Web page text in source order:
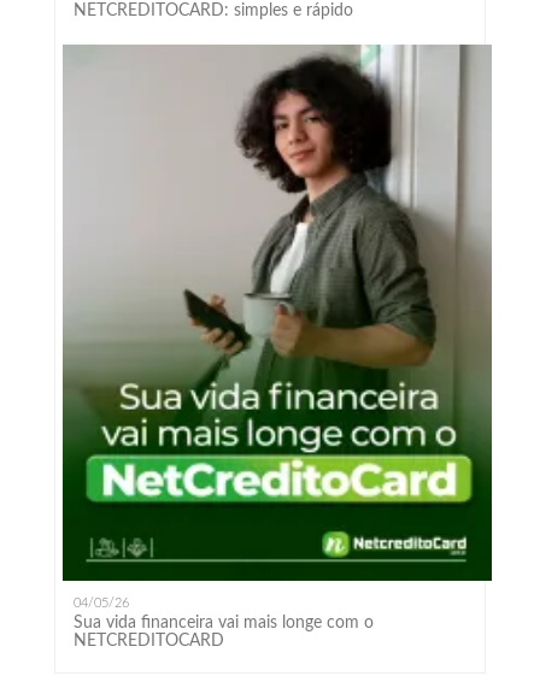
NETCREDITOCARD: simples e rápido
04/05/26
Sua vida financeira vai mais longe com o
NETCREDITOCARD